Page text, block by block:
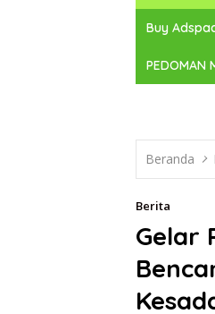
Buy
PEDOMAN
Beranda
Berita
Gelar